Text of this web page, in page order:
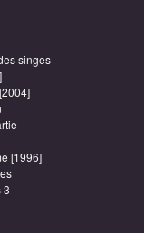
singes
[1996]
3